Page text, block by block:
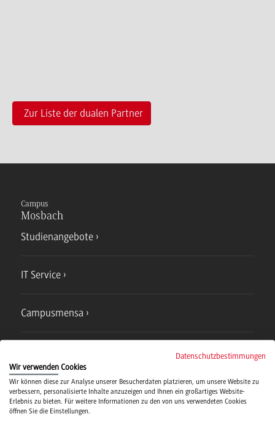
Zur Liste der dualen Partner
Campus
Mosbach
Studienangebote
IT Service
Campusmensa
Verwaltung
Datenschutzbestimmungen
Wir verwenden Cookies
Wir können diese zur Analyse unserer Besucherdaten platzieren, um unsere Website zu
verbessern, personalisierte Inhalte anzuzeigen und Ihnen ein großartiges Website-
Erlebnis zu bieten. Für weitere Informationen zu den von uns verwendeten Cookies
öffnen Sie die Einstellungen.